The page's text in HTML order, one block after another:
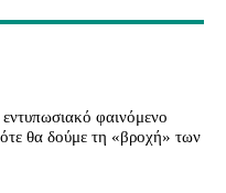
φαινόμενο
θα δούμε τη «βροχή» των